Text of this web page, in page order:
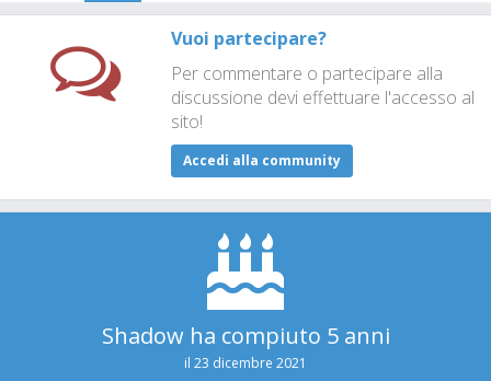
Vuoi partecipare?
Per commentare o partecipare alla
discussione devi effettuare l'accesso al
sito!
Accedi alla community
Shadow ha compiuto 5 anni
il 23 dicembre 2021